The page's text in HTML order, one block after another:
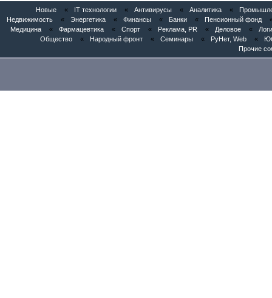
Новые « IT технологии « Антивирусы « Аналитика «
Недвижимость
« Энергетика « Финансы « Банки « Пенсионный фонд
Медицина
« Фармацевтика « Спорт « Реклама, PR « Деловое «
Общество
« Народный фронт « Семинары « РуНет, Web «
Прочие